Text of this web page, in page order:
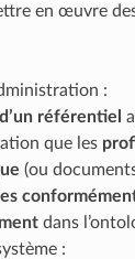
en œuvre
:
référentiel
que les
(ou
dans
: